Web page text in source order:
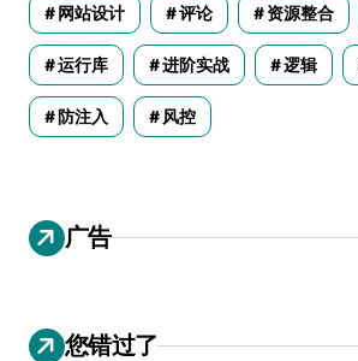
网站设计 评论 资源整合
运行库 进阶实战 逻辑
防注入 风控
广告
您错过了